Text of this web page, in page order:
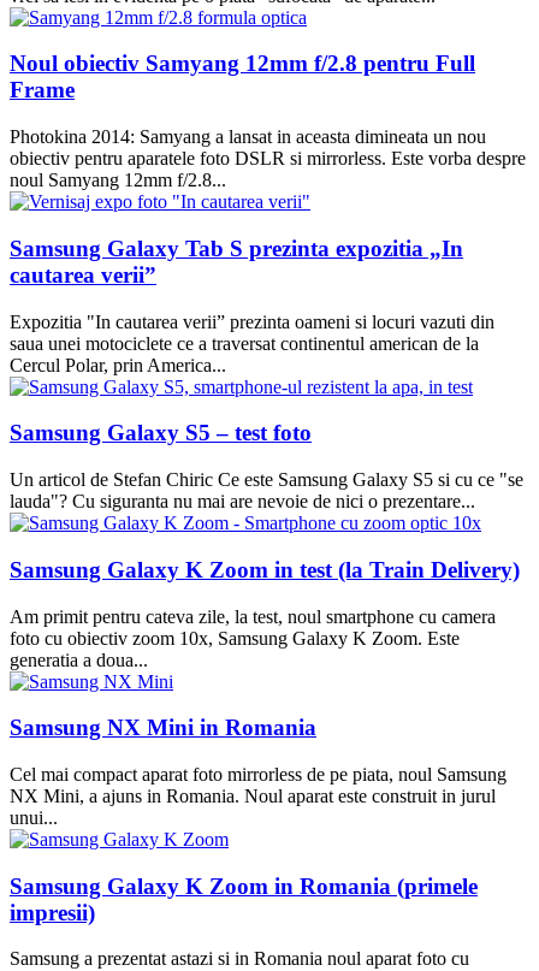
Noul obiectiv Samyang 12mm f/2.8 pentru Full
Frame
Photokina 2014: Samyang a lansat in aceasta dimineata un nou
obiectiv pentru aparatele foto DSLR si mirrorless. Este vorba despre
noul Samyang 12mm f/2.8...
Samsung Galaxy Tab S prezinta expozitia „In
cautarea verii”
Expozitia "In cautarea verii” prezinta oameni si locuri vazuti din
saua unei motociclete ce a traversat continentul american de la
Cercul Polar, prin America...
Samsung Galaxy S5 – test foto
Un articol de Stefan Chiric Ce este Samsung Galaxy S5 si cu ce "se
lauda"? Cu siguranta nu mai are nevoie de nici o prezentare...
Samsung Galaxy K Zoom in test (la Train Delivery)
Am primit pentru cateva zile, la test, noul smartphone cu camera
foto cu obiectiv zoom 10x, Samsung Galaxy K Zoom. Este
generatia a doua...
Samsung NX Mini in Romania
Cel mai compact aparat foto mirrorless de pe piata, noul Samsung
NX Mini, a ajuns in Romania. Noul aparat este construit in jurul
unui...
Samsung Galaxy K Zoom in Romania (primele
impresii)
Samsung a prezentat astazi si in Romania noul aparat foto cu